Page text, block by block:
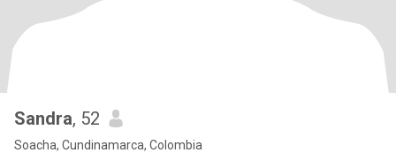
Sandra, 52
Soacha, Cundinamarca, Colombia